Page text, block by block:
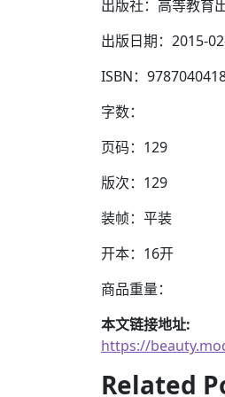
出版社：高等教育
出版日期：2015-
ISBN：
字数：
页码：129
版次：129
装帧：平装
开本：16开
商品重量：
本文链接地址:
https://
Related